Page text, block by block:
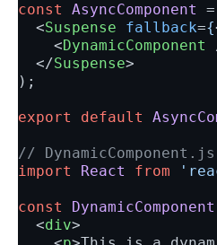
const AsyncComponent
<Suspense fallback={
<DynamicComponent
</Suspense>
);
export default
// DynamicComponent.js
import
React from
const DynamicComponent
<div>